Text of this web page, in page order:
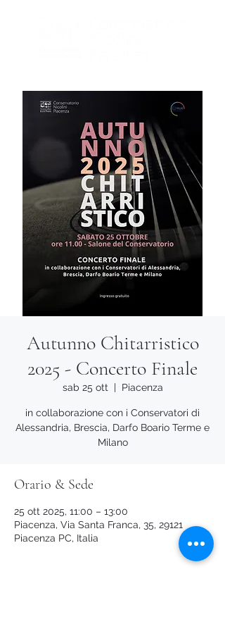
Autunno Chitarristico
2025 - Concerto Finale
sab 25 ott
  |
Piacenza
in collaborazione con i Conservatori di
Alessandria, Brescia, Darfo Boario Terme e
Milano
Orario & Sede
25 ott 2025, 11:00 – 13:00
Piacenza, Via Santa Franca, 35, 29121
Piacenza PC, Italia